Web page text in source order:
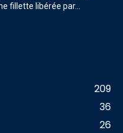
fillette libérée par...
209
36
26